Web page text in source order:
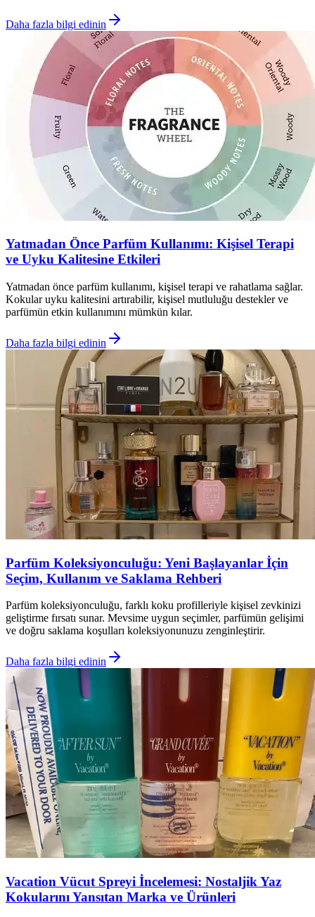
Daha fazla bilgi edinin
Yatmadan Önce Parfüm Kullanımı: Kişisel Terapi
ve Uyku Kalitesine Etkileri
Yatmadan önce parfüm kullanımı, kişisel terapi ve rahatlama sağlar.
Kokular uyku kalitesini artırabilir, kişisel mutluluğu destekler ve
parfümün etkin kullanımını mümkün kılar.
Daha fazla bilgi edinin
Parfüm Koleksiyonculuğu: Yeni Başlayanlar İçin
Seçim, Kullanım ve Saklama Rehberi
Parfüm koleksiyonculuğu, farklı koku profilleriyle kişisel zevkinizi
geliştirme fırsatı sunar. Mevsime uygun seçimler, parfümün gelişimi
ve doğru saklama koşulları koleksiyonunuzu zenginleştirir.
Daha fazla bilgi edinin
Vacation Vücut Spreyi İncelemesi: Nostaljik Yaz
Kokularını Yansıtan Marka ve Ürünleri